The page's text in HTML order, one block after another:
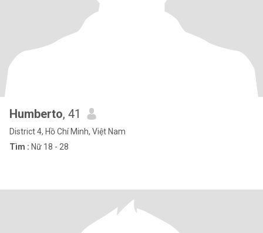
Humberto, 41
District 4, Hồ Chí Minh, Việt Nam
Tìm : Nữ 18 - 28